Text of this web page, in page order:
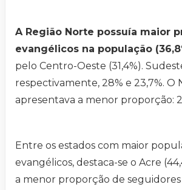
A Região Norte possuía maior
evangélicos na população
pelo Centro-Oeste (31,4%).
respectivamente, 28% e 23,7%. O
apresentava a menor proporção:
Entre os estados com maior
evangélicos, destaca-se o Acre
a menor proporção de seguidores